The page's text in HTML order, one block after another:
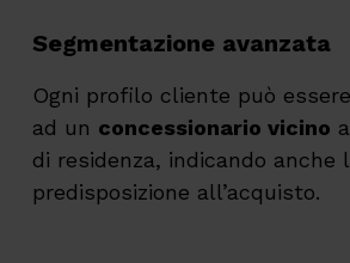
Segmentazione avanzata
Ogni profilo cliente può
ad un concessionario vicino
di residenza, indicando anche
predisposizione all’acquisto.